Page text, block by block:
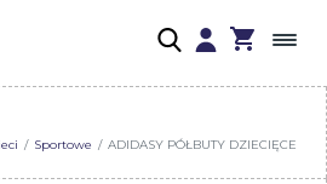
Sportowe ADIDASY PÓŁBUTY DZIECIĘCE